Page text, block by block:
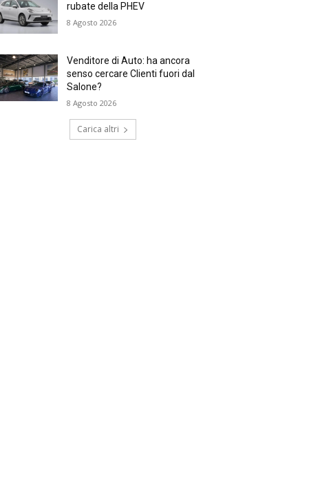
rubate della PHEV
8 Agosto 2026
Venditore di Auto: ha ancora
senso cercare Clienti fuori dal
Salone?
8 Agosto 2026
Carica altri